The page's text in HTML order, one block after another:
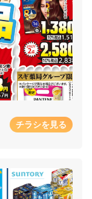
チラシを見る